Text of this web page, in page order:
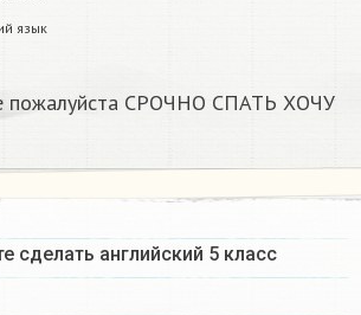
язык
пожалуйста СРОЧНО СПАТЬ ХОЧУ
сделать английский 5 класс